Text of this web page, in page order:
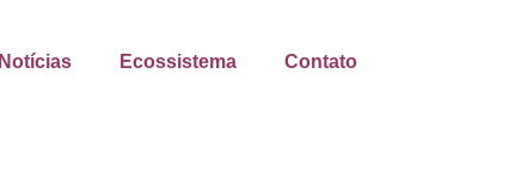
Notícias Ecossistema Contato